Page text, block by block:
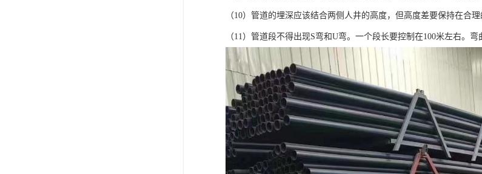
（10）管道的埋深应该结合两侧人井的高度，但高度差要保持在合理
（11）管道段不得出现S弯和U弯。一个段长要控制在100米左右。